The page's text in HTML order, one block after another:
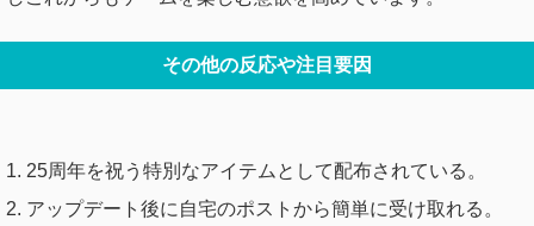
その他の反応や注目要因
1. 25周年を祝う特別なアイテムとして配布されている。
2. アップデート後に自宅のポストから簡単に受け取れる。